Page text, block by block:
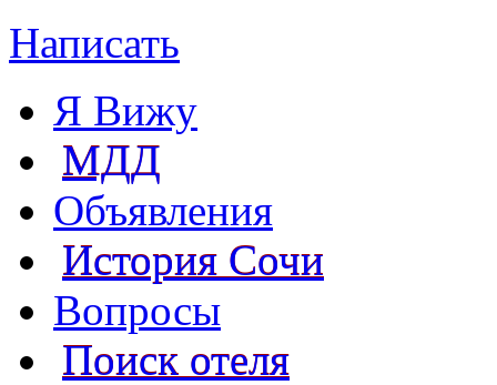
Написать
Я Вижу
МДД
Объявления
История Сочи
Вопросы
Поиск отеля